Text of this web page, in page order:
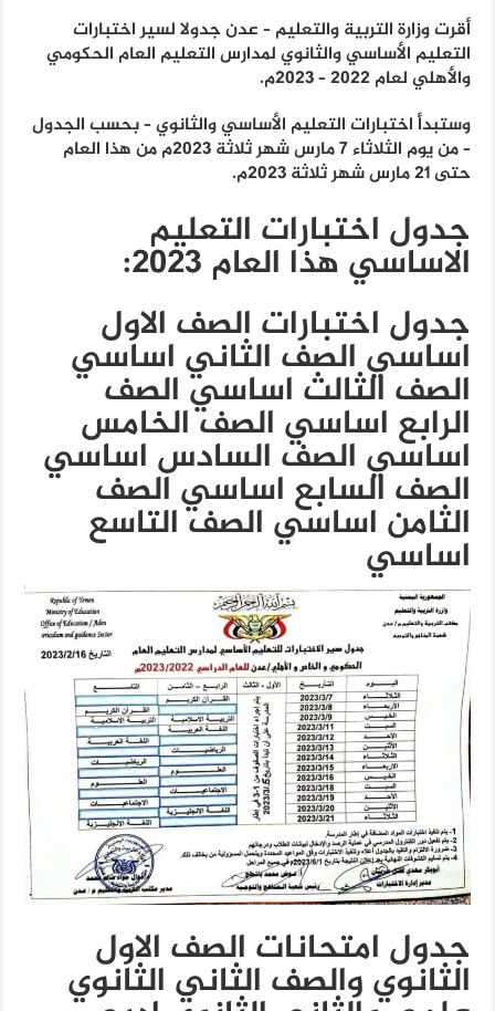
أقرت وزارة التربية والتعليم – عدن جدولا لسير اختبارات
التعليم الأساسي والثانوي لمدارس التعليم العام الحكومي
والأهلي لعام 2022 – 2023م.
وستبدأ اختبارات التعليم الأساسي والثانوي – بحسب الجدول
– من يوم الثلاثاء 7 مارس شهر ثلاثة 2023م من هذا العام
حتى 21 مارس شهر ثلاثة 2023م.
جدول اختبارات التعليم
الاساسي هذا العام ٢٠٢٣:
جدول اختبارات الصف الاول
اساسي الصف الثاني اساسي
الصف الثالث اساسي الصف
الرابع اساسي الصف الخامس
اساسي الصف السادس اساسي
الصف السابع اساسي الصف
الثامن اساسي الصف التاسع
اساسي
جدول امتحانات الصف الاول
الثانوي والصف الثاني الثانوي